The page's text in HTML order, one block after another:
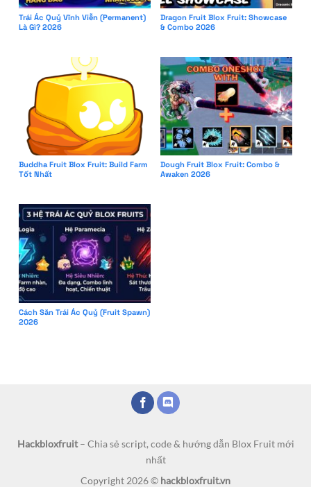
Trái Ác Quỷ Vĩnh Viễn (Permanent)
Là Gì? 2026
Dragon Fruit Blox Fruit: Showcase
& Combo 2026
Buddha Fruit Blox Fruit: Build Farm
Tốt Nhất
Dough Fruit Blox Fruit: Combo &
Awaken 2026
Cách Săn Trái Ác Quỷ (Fruit Spawn)
2026
Hackbloxfruit– Chia sẻ script, code & hướng dẫn Blox Fruit mới
nhất
Copyright 2026 © hackbloxfruit.vn